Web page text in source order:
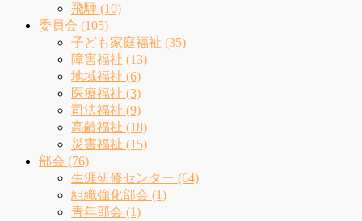
飛騨 (10)
委員会 (105)
子ども家庭福祉 (35)
障害福祉 (13)
地域福祉 (6)
医療福祉 (3)
司法福祉 (9)
高齢福祉 (18)
災害福祉 (15)
部会 (76)
生涯研修センター (64)
組織強化部会 (1)
青年部会 (1)